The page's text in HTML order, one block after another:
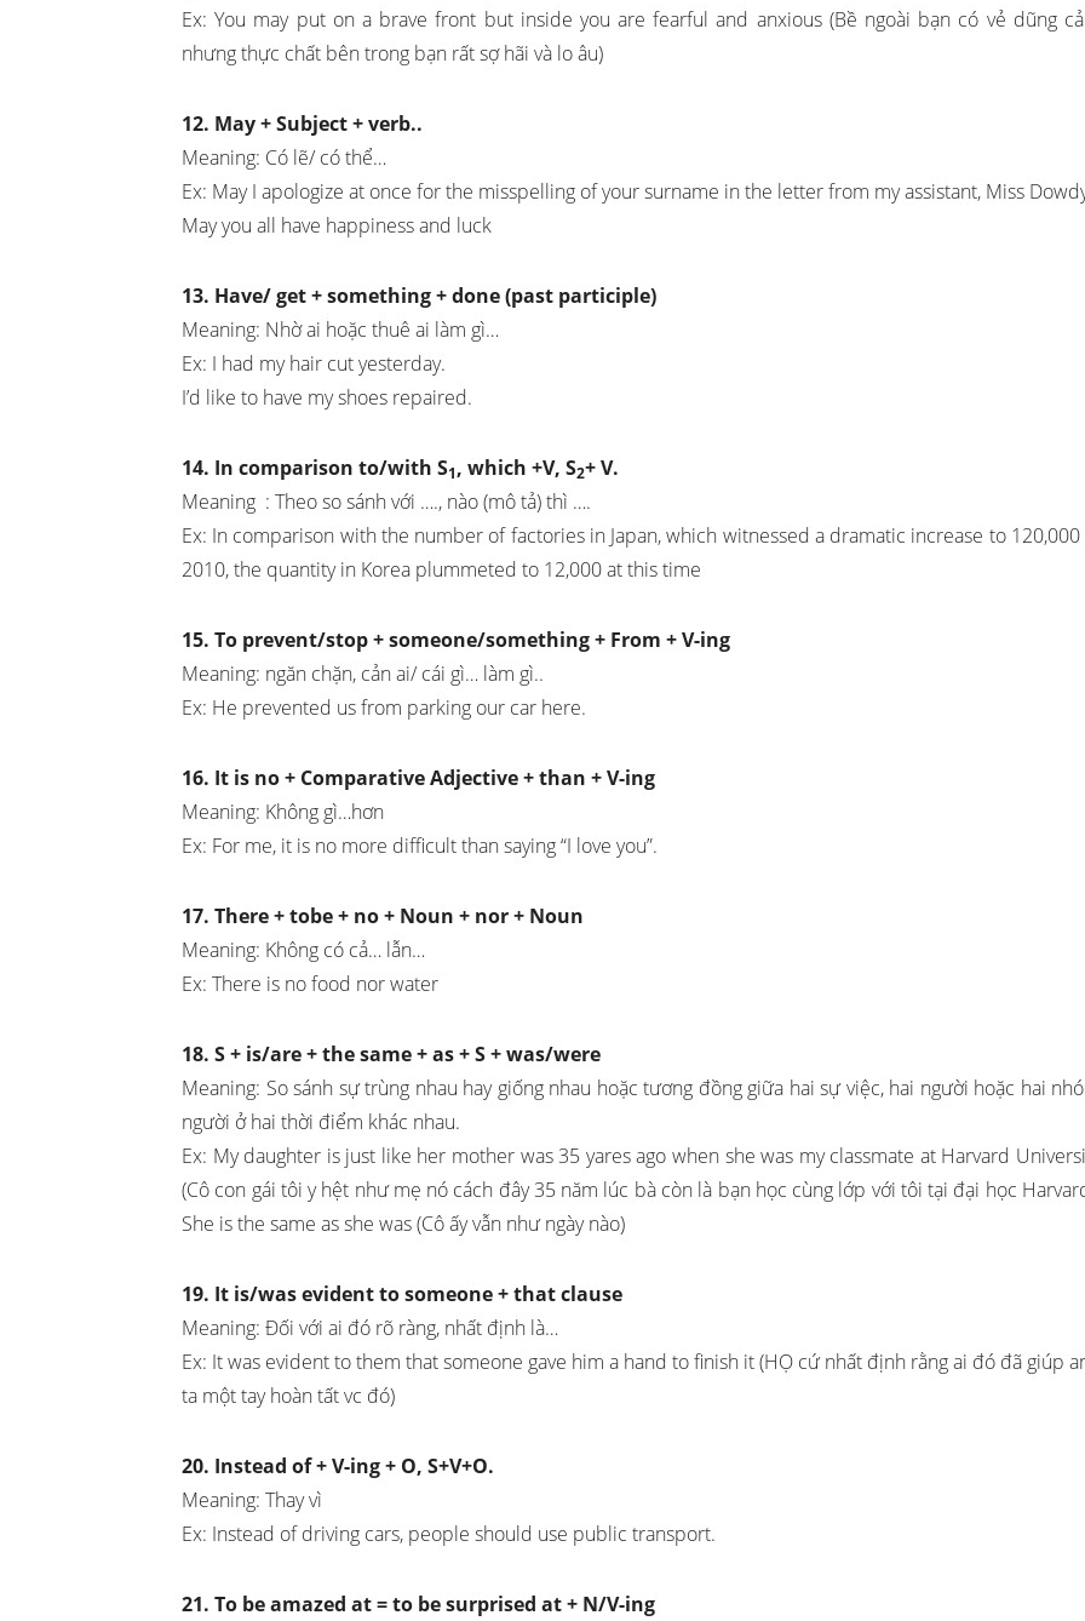
Ex: You may put on a brave front but inside you are fearful and anxious (Bề ngoài bạn có vẻ dũng
nhưng thực chất bên trong bạn rất sợ hãi và lo âu)
12. May + Subject + verb..
Meaning: Có lẽ/ có thể…
Ex: May I apologize at once for the misspelling of your surname in the letter from my assistant, Miss
May you all have happiness and luck
13. Have/ get + something + done (past participle)
Meaning: Nhờ ai hoặc thuê ai làm gì…
Ex: I had my hair cut yesterday.
I’d like to have my shoes repaired.
14. In comparison to/with S1, which +V, S2+ V.
Meaning : Theo so sánh với …., nào (mô tả) thì ….
Ex: In comparison with the number of factories in Japan, which witnessed a dramatic increase to 120,000
2010, the quantity in Korea plummeted to 12,000 at this time
15. To prevent/stop + someone/something + From + V-ing
Meaning: ngăn chặn, cản ai/ cái gì… làm gì..
Ex: He prevented us from parking our car here.
16. It is no + Comparative Adjective + than + V-ing
Meaning: Không gì…hơn
Ex: For me, it is no more difficult than saying “I love you”.
17. There + tobe + no + Noun + nor + Noun
Meaning: Không có cả… lẫn…
Ex: There is no food nor water
18. S + is/are + the same + as + S + was/were
Meaning: So sánh sự trùng nhau hay giống nhau hoặc tương đồng giữa hai sự việc, hai người hoặc hai
người ở hai thời điểm khác nhau.
Ex: My daughter is just like her mother was 35 yares ago when she was my classmate at Harvard
(Cô con gái tôi y hệt như mẹ nó cách đây 35 năm lúc bà còn là bạn học cùng lớp với tôi tại đại học
She is the same as she was (Cô ấy vẫn như ngày nào)
19. It is/was evident to someone + that clause
Meaning: Đối với ai đó rõ ràng, nhất định là…
Ex: It was evident to them that someone gave him a hand to finish it (HỌ cứ nhất định rằng ai đó đã giúp
ta một tay hoàn tất vc đó)
20. Instead of + V-ing + O, S+V+O.
Meaning: Thay vì
Ex: Instead of driving cars, people should use public transport.
21. To be amazed at = to be surprised at + N/V-ing